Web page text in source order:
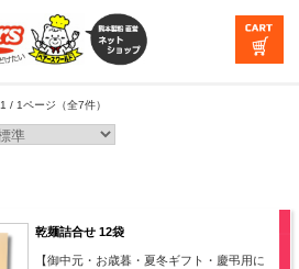
1 / 1ページ （全7件）
乾麺詰合せ 12袋
【御中元・お歳暮・夏冬ギフト・慶弔用に